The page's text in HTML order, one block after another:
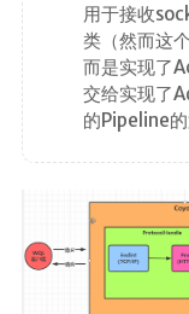
用于接收
类（然而这
而是实现了
交给实现了
的Pipeline的